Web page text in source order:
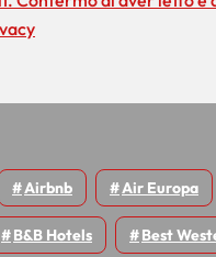
Airbnb Air Europa
B&B Hotels Best